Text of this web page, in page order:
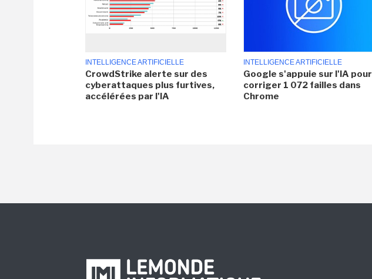
INTELLIGENCE ARTIFICIELLE
CrowdStrike alerte sur des
cyberattaques plus furtives,
accélérées par l'IA
INTELLIGENCE ARTIFICIELLE
Google s'appuie sur l'IA pour
corriger 1 072 failles dans
Chrome